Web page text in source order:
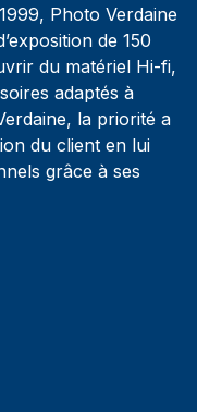
Photo Verdaine
de 150
du matériel Hi-fi,
adaptés à
la priorité a
du client en lui
grâce à ses